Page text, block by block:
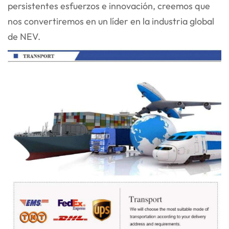
persistentes esfuerzos e innovación, creemos que
nos convertiremos en un líder en la industria global
de NEV.